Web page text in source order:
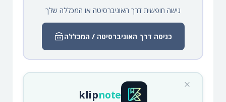
גישה חופשית דרך האוניברסיטה או המכללה שלך
כניסה דרך האוניברסיטה / המכללה
klipnote